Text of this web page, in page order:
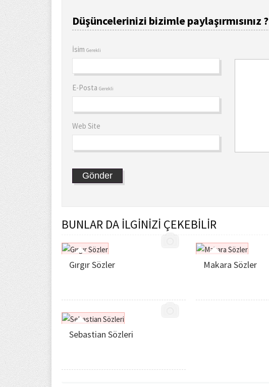
Düşüncelerinizi bizimle paylaşırmısınız ?
İsim Gerekli
E-Posta Gerekli
Web Site
BUNLAR DA İLGİNİZİ ÇEKEBİLİR
Gırgır Sözler Makara Sözler
Sebastian Sözleri